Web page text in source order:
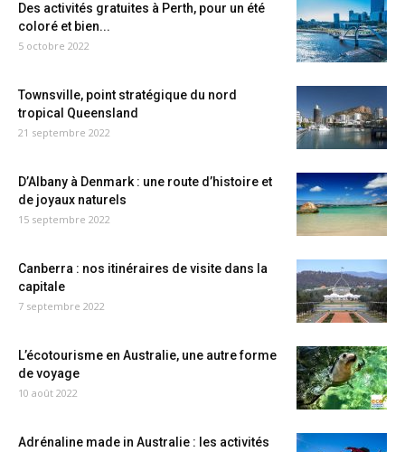
Des activités gratuites à Perth, pour un été
coloré et bien...
5 octobre 2022
Townsville, point stratégique du nord
tropical Queensland
21 septembre 2022
D’Albany à Denmark : une route d’histoire et
de joyaux naturels
15 septembre 2022
Canberra : nos itinéraires de visite dans la
capitale
7 septembre 2022
L’écotourisme en Australie, une autre forme
de voyage
10 août 2022
Adrénaline made in Australie : les activités